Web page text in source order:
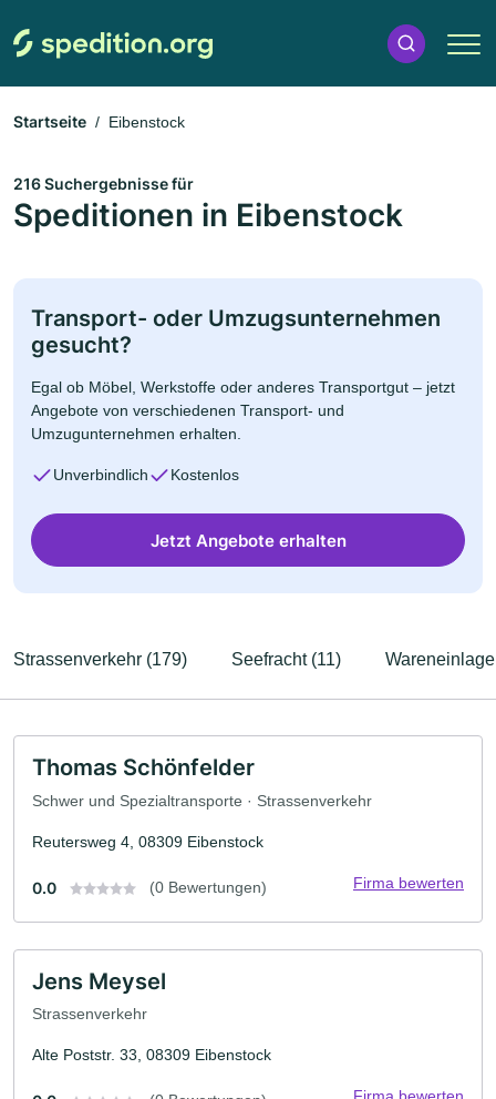
Startseite Eibenstock
216 Suchergebnisse für
Speditionen in Eibenstock
Transport- oder Umzugsunternehmen
gesucht?
Egal ob Möbel, Werkstoffe oder anderes Transportgut – jetzt
Angebote von verschiedenen Transport- und
Umzugunternehmen erhalten.
Unverbindlich Kostenlos
Jetzt Angebote erhalten
Strassenverkehr (179) Seefracht (11)
Thomas Schönfelder
Schwer und Spezialtransporte · Strassenverkehr
Reutersweg 4, 08309 Eibenstock
0.0 (0 Bewertungen) Firma bewerten
Jens Meysel
Strassenverkehr
Alte Poststr. 33, 08309 Eibenstock